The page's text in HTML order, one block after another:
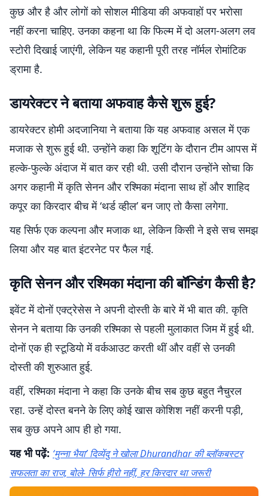
कुछ और है और लोगों को सोशल मीडिया की अफवाहों पर भरोसा
नहीं करना चाहिए. उनका कहना था कि फिल्म में दो अलग-अलग लव
स्टोरी दिखाई जाएंगी, लेकिन यह कहानी पूरी तरह नॉर्मल रोमांटिक
ड्रामा है.
डायरेक्टर ने बताया अफवाह कैसे शुरू हुई?
डायरेक्टर होमी अदजानिया ने बताया कि यह अफवाह असल में एक
मजाक से शुरू हुई थी. उन्होंने कहा कि शूटिंग के दौरान टीम आपस में
हल्के-फुल्के अंदाज में बात कर रही थी. उसी दौरान उन्होंने सोचा कि
अगर कहानी में कृति सेनन और रश्मिका मंदाना साथ हों और शाहिद
कपूर का किरदार बीच में ‘थर्ड व्हील’ बन जाए तो कैसा लगेगा.
यह सिर्फ एक कल्पना और मजाक था, लेकिन किसी ने इसे सच समझ
लिया और यह बात इंटरनेट पर फैल गई.
कृति सेनन और रश्मिका मंदाना की बॉन्डिंग कैसी है?
इवेंट में दोनों एक्ट्रेसेस ने अपनी दोस्ती के बारे में भी बात की. कृति
सेनन ने बताया कि उनकी रश्मिका से पहली मुलाकात जिम में हुई थी.
दोनों एक ही स्टूडियो में वर्कआउट करती थीं और वहीं से उनकी
दोस्ती की शुरुआत हुई.
वहीं, रश्मिका मंदाना ने कहा कि उनके बीच सब कुछ बहुत नैचुरल
रहा. उन्हें दोस्त बनने के लिए कोई खास कोशिश नहीं करनी पड़ी,
सब कुछ अपने आप ही हो गया.
यह भी पढ़ें: ‘मुन्ना भैया’ दिव्येंदु ने खोला Dhurandhar की ब्लॉकबस्टर
सफलता का राज, बोले- सिर्फ हीरो नहीं, हर किरदार था जरूरी